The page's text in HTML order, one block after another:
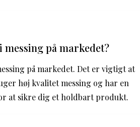
på markedet?
på markedet. Det er vigtigt at
høj kvalitet messing og har en
at sikre dig et holdbart produkt.